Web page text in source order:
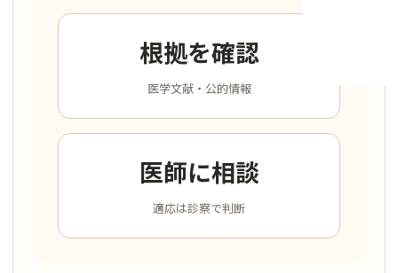
根拠を確認
医学文献・公的情報
医師に相談
適応は診察で判断